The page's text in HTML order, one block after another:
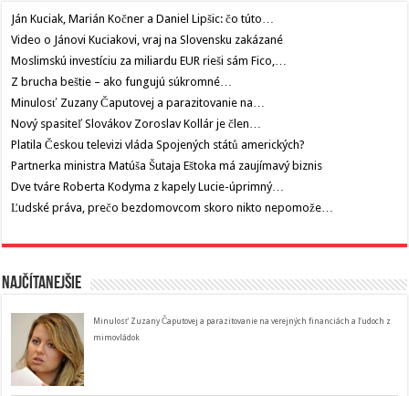
Ján Kuciak, Marián Kočner a Daniel Lipšic: čo túto…
Video o Jánovi Kuciakovi, vraj na Slovensku zakázané
Moslimskú investíciu za miliardu EUR rieši sám Fico,…
Z brucha beštie – ako fungujú súkromné…
Minulosť Zuzany Čaputovej a parazitovanie na…
Nový spasiteľ Slovákov Zoroslav Kollár je člen…
Platila Českou televizi vláda Spojených států amerických?
Partnerka ministra Matúša Šutaja Eštoka má zaujímavý biznis
Dve tváre Roberta Kodyma z kapely Lucie-úprimný…
Ľudské práva, prečo bezdomovcom skoro nikto nepomože…
Najčítanejšie
Minulosť Zuzany Čaputovej a parazitovanie na verejných financiách a ľudoch z
mimovládok